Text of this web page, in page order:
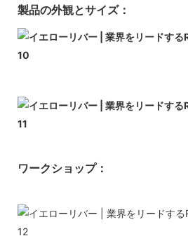
製品の外観とサイズ：
ワークショップ：